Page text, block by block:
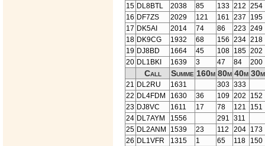
15 DL8BTL 2038 85 133 212 254
16 DF7ZS 2029 121 161 237
195
17 DK5AI 2014 74 86 223 249
18 DK9CG 1932 68 156 234 218
19 DJ8BD 1664 45 108 185 202
20 DL1BKI 1639 3 47 84 200
Call Summe 160m 80m 40m 30m
21 DL2RU 1631 303 333
22 DL4FDM 1630 36 109 202
152
23 DJ8VC 1611 17 78 121
151
24 DL7AYM 1556 291 311
25 DL2ANM 1539 23 112 204 173
26 DL1VFR 1315 1 65 118
150